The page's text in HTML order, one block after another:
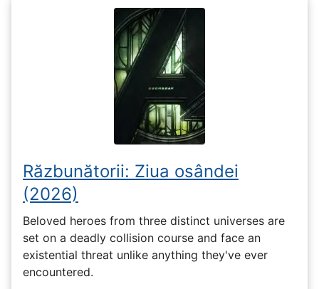
Răzbunătorii: Ziua osândei
(2026)
Beloved heroes from three distinct universes are
set on a deadly collision course and face an
existential threat unlike anything they've ever
encountered.